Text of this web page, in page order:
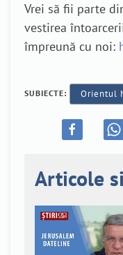
Vrei să fii parte
vestirea
împreună cu noi:
SUBIECTE: Orientul
Articole